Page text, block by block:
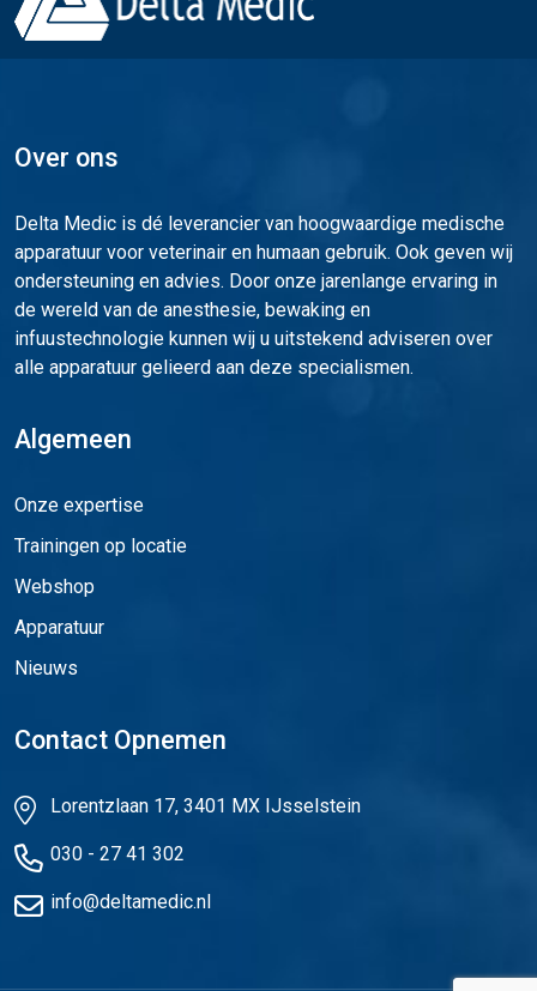
Over ons
Delta Medic is dé leverancier van hoogwaardige medische
apparatuur voor veterinair en humaan gebruik. Ook geven wij
ondersteuning en advies. Door onze jarenlange ervaring in
de wereld van de anesthesie, bewaking en
infuustechnologie kunnen wij u uitstekend adviseren over
alle apparatuur gelieerd aan deze specialismen.
Algemeen
Onze expertise
Trainingen op locatie
Webshop
Apparatuur
Nieuws
Contact Opnemen
Lorentzlaan 17, 3401 MX IJsselstein
030 - 27 41 302
info@deltamedic.nl